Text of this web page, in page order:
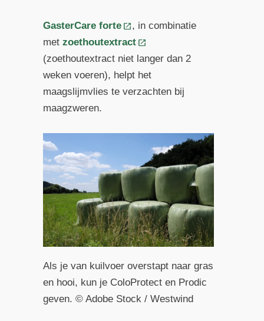
GasterCare forte
, in combinatie
met zoethoutextract
(zoethoutextract niet langer dan 2
weken voeren), helpt het
maagslijmvlies te verzachten bij
maagzweren.
Als je van kuilvoer overstapt naar gras
en hooi, kun je ColoProtect en Prodic
geven. © Adobe Stock / Westwind